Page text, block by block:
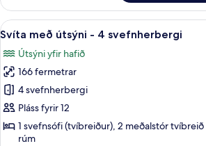
með
útsýni
-
svefnherbergi
Skoða
allar
myndir
fyrir
Svíta
með
útsýni
Ókeypis
13
Svíta með útsýni - 4 svefnherbergi
Útsýni yfir hafið
166 fermetrar
4 svefnherbergi
Pláss fyrir 12
1 svefnsófi (tvíbreiður), 2 meðalstór
rúm